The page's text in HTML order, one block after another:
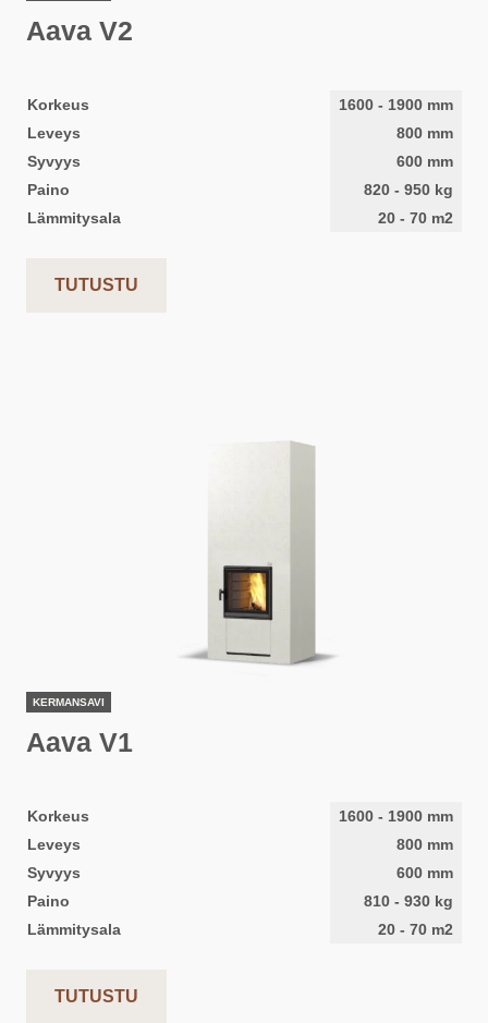
Aava V2
Korkeus 1600 - 1900 mm
Leveys
800 mm
Syvyys
600 mm
Paino
820 - 950 kg
Lämmitysala
20 - 70 m2
TUTUSTU
KERMANSAVI
Aava V1
Korkeus 1600 - 1900 mm
Leveys
800 mm
Syvyys
600 mm
Paino
810 - 930 kg
Lämmitysala
20 - 70 m2
TUTUSTU